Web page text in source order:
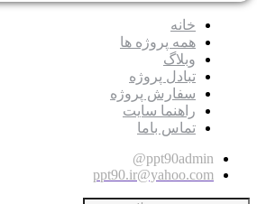
خانه
همه پروژه ها
وبلاگ
تبادل پروژه
سفارش پروژه
راهنما سایت
تماس باما
ppt90admin@
ppt90.ir@yahoo.com